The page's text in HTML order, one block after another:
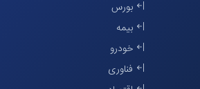
بورس
بیمه
خودرو
فناوری